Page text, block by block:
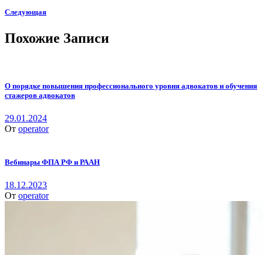
Следующая
Похожие Записи
О порядке повышения профессионального уровня адвокатов и обучения
стажеров адвокатов
29.01.2024
От operator
Вебинары ФПА РФ и РААН
18.12.2023
От operator